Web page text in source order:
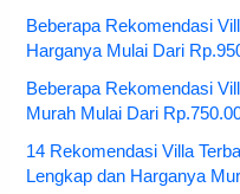
Beberapa Rekomendasi
Harganya Mulai Dari
Beberapa Rekomendasi
Murah Mulai Dari
14 Rekomendasi Villa
Lengkap dan Harganya